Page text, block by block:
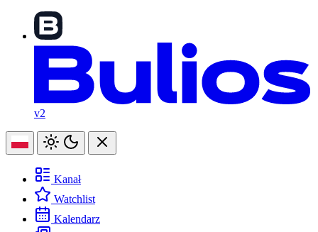
v2
Kanał
Watchlist
Kalendarz